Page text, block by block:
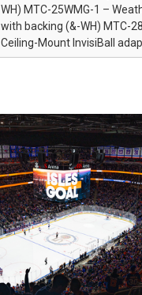
WH) MTC-25WMG-1 –
with backing (&-WH) MTC-
Ceiling-Mount InvisiBall